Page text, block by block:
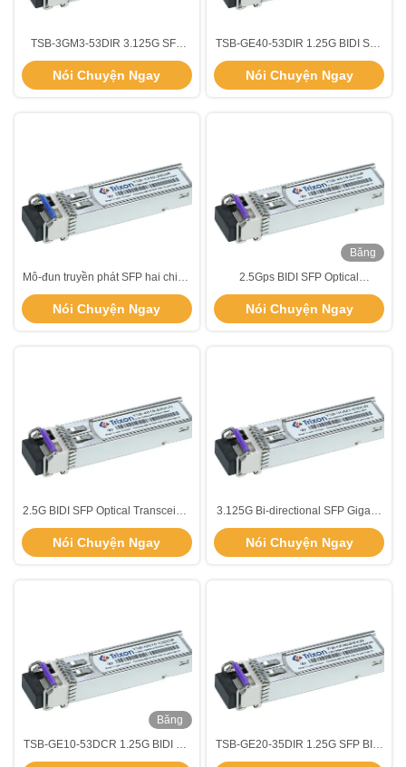
TSB-3GM3-53DIR 3.125G SFP
Transceiver hai chiều 300M
1550nm/1310nm SMF
Nói Chuyện Ngay
TSB-GE40-53DIR 1.25G BIDI SFP
Bi-Directional Transceiver LC
Giao diện 40km 1550nm/1310nm
-40°C ~ +85°C SMF
Nói Chuyện Ngay
Mô-đun truyền phát SFP hai chiều
với tốc độ dữ liệu kết nối LC 622M
Nói Chuyện Ngay
Băng
hình
2.5Gps BIDI SFP Optical
Transceiver Module Khoảng cách
15km
Nói Chuyện Ngay
2.5G BIDI SFP Optical Transceiver
Module 15km Độ dài sóng
1550nm/1310nm
Nói Chuyện Ngay
3.125G Bi-directional SFP Gigabit
Ethernet Module Khoảng cách
300m
Nói Chuyện Ngay
Băng
hình
TSB-GE10-53DCR 1.25G BIDI Bi-
directional SFP Transceiver với
TSB-GE20-35DIR 1.25G SFP BIDI
20km Máy thu tại